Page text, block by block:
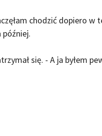
chodzić dopiero
później.
się. - A ja byłem